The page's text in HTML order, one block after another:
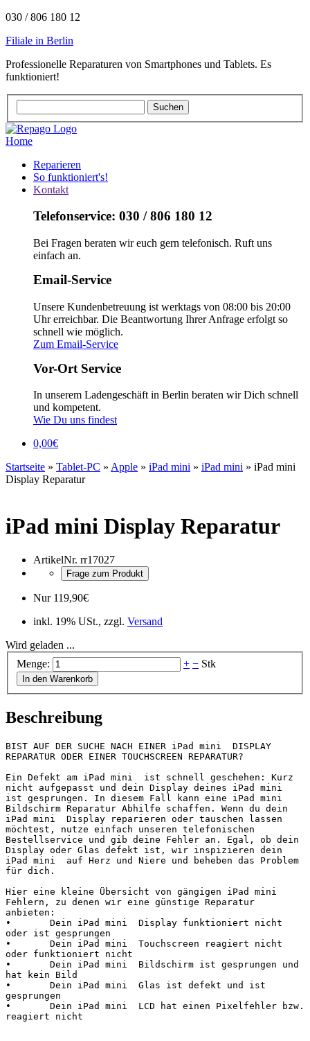
030 / 806 180 12
Filiale in Berlin
Professionelle Reparaturen von Smartphones und Tablets. Es
funktioniert!
Home
Reparieren
So funktioniert's!
Kontakt
Telefonservice: 030 / 806 180 12
Bei Fragen beraten wir euch gern telefonisch. Ruft uns
einfach an.
Email-Service
Unsere Kundenbetreuung ist werktags von 08:00 bis 20:00
Uhr erreichbar. Die Beantwortung Ihrer Anfrage erfolgt so
schnell wie möglich.
Zum Email-Service
Vor-Ort Service
In unserem Ladengeschäft in Berlin beraten wir Dich schnell
und kompetent.
Wie Du uns findest
0,00€
Startseite » Tablet-PC » Apple » iPad mini » iPad mini » iPad mini
Display Reparatur
iPad mini Display Reparatur
ArtikelNr. rr17027
Frage zum Produkt
Nur 119,90€
inkl. 19% USt., zzgl. Versand
Wird geladen ...
Menge:
+ − Stk
In den Warenkorb
Beschreibung
BIST AUF DER SUCHE NACH EINER iPad mini  DISPLAY
REPARATUR ODER EINER TOUCHSCREEN REPARATUR?
Ein Defekt am iPad mini  ist schnell geschehen: Kurz
nicht aufgepasst und dein Display deines iPad mini
ist gesprungen. In diesem Fall kann eine iPad mini
Bildschirm Reparatur Abhilfe schaffen. Wenn du dein
iPad mini  Display reparieren oder tauschen lassen
möchtest, nutze einfach unseren telefonischen
Bestellservice und gib deine Fehler an. Egal, ob dein
Display oder Glas defekt ist, wir inspizieren dein
iPad mini  auf Herz und Niere und beheben das Problem
für dich.
Hier eine kleine Übersicht von gängigen iPad mini
Fehlern, zu denen wir eine günstige Reparatur
anbieten:
•	Dein iPad mini  Display funktioniert nicht
oder ist gesprungen
•	Dein iPad mini  Touchscreen reagiert nicht
oder funktioniert nicht
•	Dein iPad mini  Bildschirm ist gesprungen und
hat kein Bild
•	Dein iPad mini  Glas ist defekt und ist
gesprungen
•	Dein iPad mini  LCD hat einen Pixelfehler bzw.
reagiert nicht